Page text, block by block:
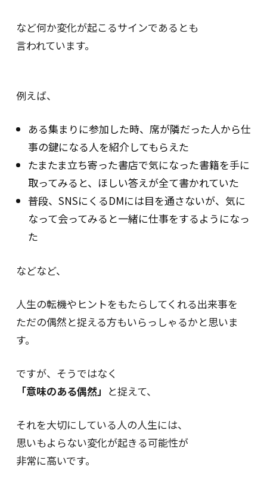
など何か変化が起こるサインであるとも
言われています。
例えば、
ある集まりに参加した時、席が隣だった人から仕
事の鍵になる人を紹介してもらえた
たまたま立ち寄った書店で気になった書籍を手に
取ってみると、ほしい答えが全て書かれていた
普段、SNSにくるDMには目を通さないが、気に
なって会ってみると一緒に仕事をするようになっ
た
などなど、
人生の転機やヒントをもたらしてくれる出来事を
ただの偶然と捉える方もいらっしゃるかと思いま
す。
ですが、そうではなく
「意味のある偶然」 と捉えて、
それを大切にしている人の人生には、
思いもよらない変化が起きる可能性が
非常に高いです。